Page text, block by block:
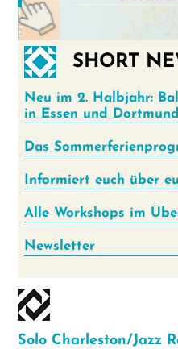
•••
SHORT
Neu im 2. Halbjahr:
in Essen und
Das
Informiert euch über
Alle Workshops im
Newsletter
Solo Charleston/Jazz